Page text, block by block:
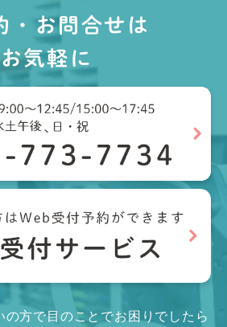
・お問合せは
お気軽に
の方で目のことでお困りでしたら